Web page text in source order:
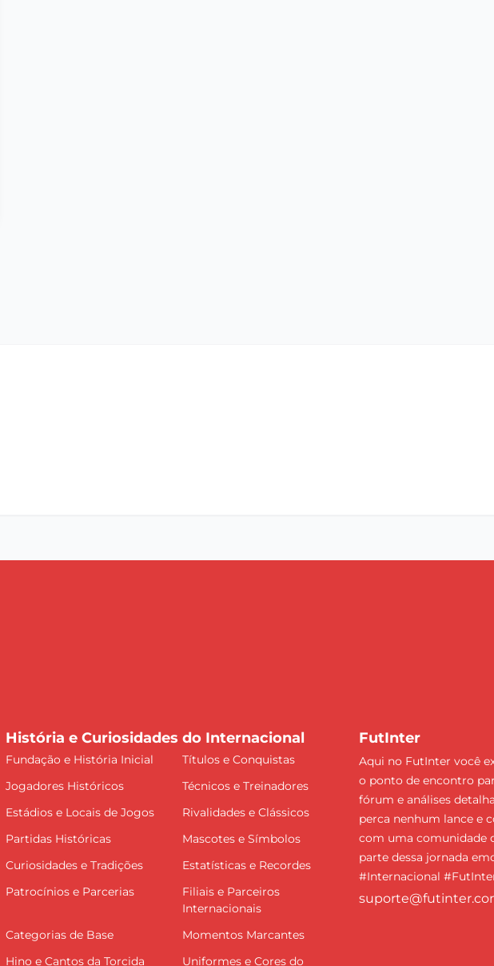
História e Curiosidades do Internacional
Fundação e História Inicial
Títulos e Conquistas
Jogadores Históricos
Técnicos e Treinadores
Estádios e Locais de Jogos
Rivalidades e Clássicos
Partidas Históricas
Mascotes e Símbolos
Curiosidades e Tradições
Estatísticas e Recordes
Patrocínios e Parcerias
Filiais e Parceiros
Internacionais
Categorias de Base
Momentos Marcantes
Hino e Cantos da Torcida
Uniformes e Cores do
FutInter
Aqui no FutInter você
o ponto de encontro
fórum e análises
perca nenhum lance e
com uma comunidade
parte dessa jornada
#Internacional